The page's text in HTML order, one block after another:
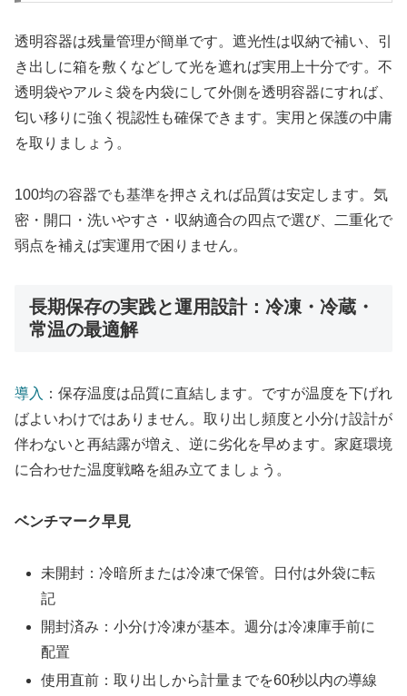
透明容器は残量管理が簡単です。遮光性は収納で補い、引
き出しに箱を敷くなどして光を遮れば実用上十分です。不
透明袋やアルミ袋を内袋にして外側を透明容器にすれば、
匂い移りに強く視認性も確保できます。実用と保護の中庸
を取りましょう。
100均の容器でも基準を押さえれば品質は安定します。気
密・開口・洗いやすさ・収納適合の四点で選び、二重化で
弱点を補えば実運用で困りません。
長期保存の実践と運用設計：冷凍・冷蔵・
常温の最適解
導入 ：保存温度は品質に直結します。ですが温度を下げれ
ばよいわけではありません。取り出し頻度と小分け設計が
伴わないと再結露が増え、逆に劣化を早めます。家庭環境
に合わせた温度戦略を組み立てましょう。
ベンチマーク早見
未開封：冷暗所または冷凍で保管。日付は外袋に転
記
開封済み：小分け冷凍が基本。週分は冷凍庫手前に
配置
使用直前：取り出しから計量までを60秒以内の導線